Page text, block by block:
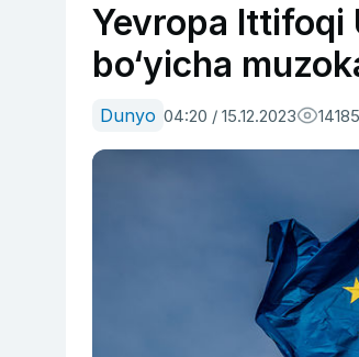
Yevropa Ittifoqi
bo‘yicha
Dunyo 04:20 / 15.12.2023 14185